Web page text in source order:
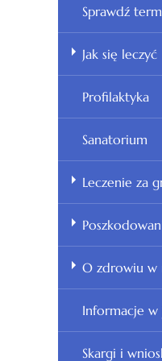
Sprawdź
Jak się leczyć
Profilaktyka
Sanatorium
Leczenie za
O zdrowiu w
Informacje
Skargi i